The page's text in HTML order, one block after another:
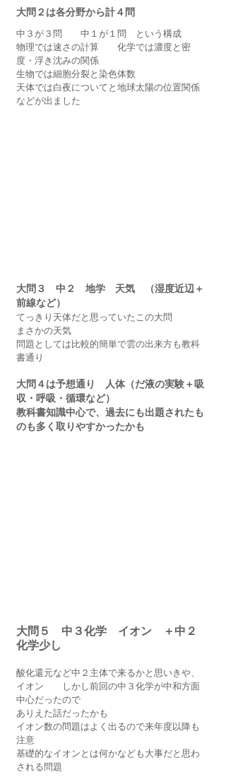
大問２は各分野から計４問
中３が３問　　中１が１問　という構成
物理では速さの計算　　化学では濃度と密
度・浮き沈みの関係
生物では細胞分裂と染色体数
天体では白夜についてと地球太陽の位置関係
などが出ました
大問３　中２　地学　天気　（湿度近辺＋
前線など）
てっきり天体だと思っていたこの大問
まさかの天気
問題としては比較的簡単で雲の出来方も教科
書通り
大問４は予想通り　人体（だ液の実験＋吸
収・呼吸・循環など）
教科書知識中心で、過去にも出題されたも
のも多く取りやすかったかも
大問５　中３化学　イオン　＋中２
化学少し
酸化還元など中２主体で来るかと思いきや、
イオン　　しかし前回の中３化学が中和方面
中心だったので
ありえた話だったかも
イオン数の問題はよく出るので来年度以降も
注意
基礎的なイオンとは何かなども大事だと思わ
される問題